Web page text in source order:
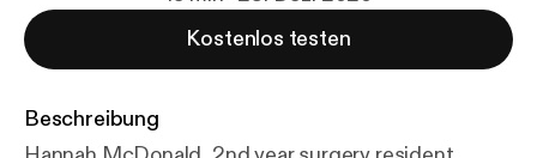
Kostenlos testen
Beschreibung